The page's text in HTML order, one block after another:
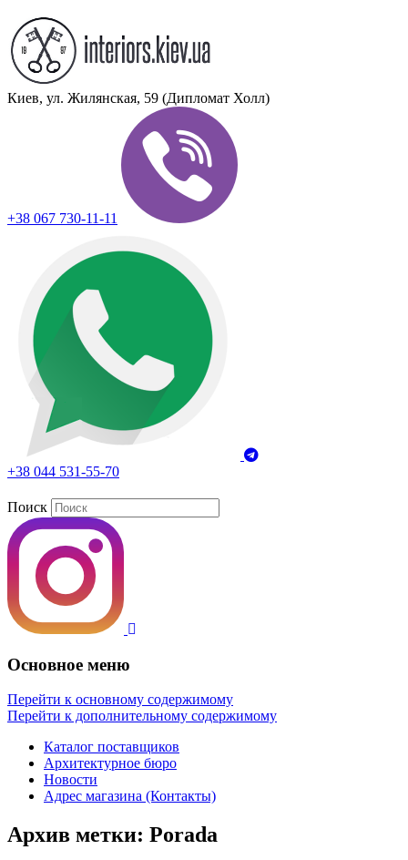
Киев, ул. Жилянская, 59 (Дипломат Холл)
+38 067 730-11-11
+38 044 531-55-70
Поиск
Основное меню
Перейти к основному содержимому
Перейти к дополнительному содержимому
Каталог поставщиков
Архитектурное бюро
Новости
Адрес магазина (Контакты)
Архив метки: Porada